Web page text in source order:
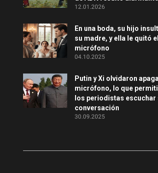
12.01.2026
En una boda, su hijo
su madre, y ella le quitó el
micrófono
04.10.2025
Putin y Xi olvidaron
micrófono, lo que
los periodistas escuchar
conversación
30.09.2025